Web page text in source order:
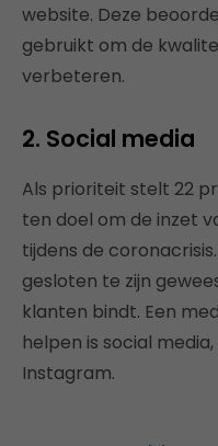
website. Deze
gebruikt om de
verbeteren.
2. Social media
Als prioriteit stelt 22
ten doel om de inzet
tijdens de
gesloten te zijn
klanten bindt. Een
helpen is social
Instagram.